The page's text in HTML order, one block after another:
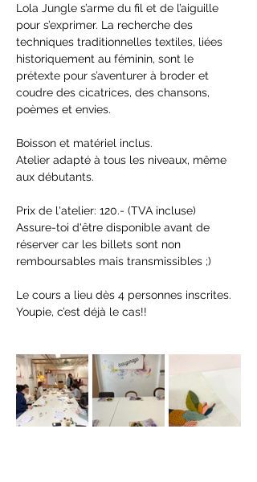
Lola Jungle s’arme du fil et de l’aiguille
pour s’exprimer. La recherche des
techniques traditionnelles textiles, liées
historiquement au féminin, sont le
prétexte pour s’aventurer à broder et
coudre des cicatrices, des chansons,
poèmes et envies.
Boisson et matériel inclus.
Atelier adapté à tous les niveaux, même
aux débutants.
Prix de l'atelier: 120.- (TVA incluse)
Assure-toi d'être disponible avant de
réserver car les billets sont non
remboursables mais transmissibles ;)
Le cours a lieu dès 4 personnes inscrites.
Youpie, c’est déjà le cas!!